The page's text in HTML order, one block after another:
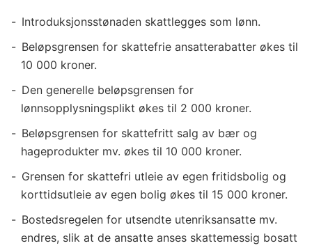
Introduksjonsstønaden skattlegges som lønn.
Beløpsgrensen for skattefrie ansatterabatter økes til
10 000 kroner.
Den generelle beløpsgrensen for
lønnsopplysningsplikt økes til 2 000 kroner.
Beløpsgrensen for skattefritt salg av bær og
hageprodukter mv. økes til 10 000 kroner.
Grensen for skattefri utleie av egen fritidsbolig og
korttidsutleie av egen bolig økes til 15 000 kroner.
Bostedsregelen for utsendte utenriksansatte mv.
endres, slik at de ansatte anses skattemessig bosatt